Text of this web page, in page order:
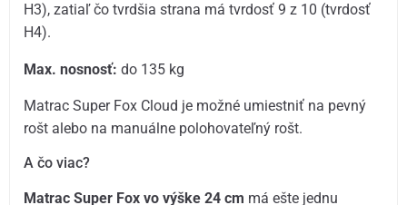
H3), zatiaľ čo tvrdšia strana má tvrdosť 9 z 10 (tvrdosť
H4).
Max. nosnosť: do 135 kg
Matrac Super Fox Cloud je možné umiestniť na pevný
rošt alebo na manuálne polohovateľný rošt.
A čo viac?
Matrac Super Fox vo výške 24 cm má ešte jednu